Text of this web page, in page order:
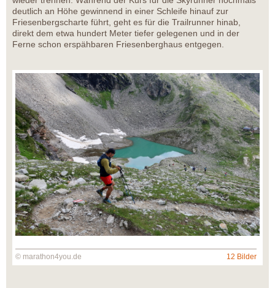
deutlich an Höhe gewinnend in einer Schleife hinauf zur
Friesenbergscharte führt, geht es für die Trailrunner hinab,
direkt dem etwa hundert Meter tiefer gelegenen und in der
Ferne schon erspähbaren Friesenberghaus entgegen.
© marathon4you.de 12 Bilder